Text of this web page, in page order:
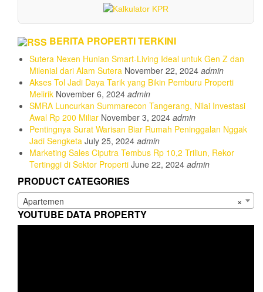
BERITA PROPERTI TERKINI
Sutera Nexen Hunian Smart-Living Ideal untuk Gen Z dan
Milenial dari Alam Sutera November 22, 2024 admin
Akses Tol Jadi Daya Tarik yang Bikin Pemburu Properti
Melirik November 6, 2024 admin
SMRA Luncurkan Summarecon Tangerang, Nilai Investasi
Awal Rp 200 Miliar November 3, 2024 admin
Pentingnya Surat Warisan Biar Rumah Peninggalan Nggak
Jadi Sengketa July 25, 2024 admin
Marketing Sales Ciputra Tembus Rp 10,2 Triliun, Rekor
Tertinggi di Sektor Properti June 22, 2024 admin
PRODUCT CATEGORIES
×
Apartemen
YOUTUBE DATA PROPERTY